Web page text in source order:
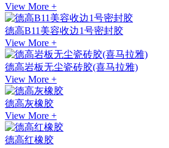
View More +
德高B11美容收边1号密封胶
View More +
德高岩板无尘瓷砖胶(喜马拉雅)
View More +
德高灰橡胶
View More +
德高红橡胶